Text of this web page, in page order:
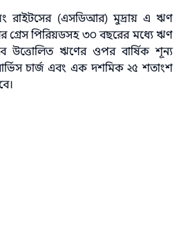
রাইটসের (এসডিআর) মুদ্রায় এ ঋণ
গ্রেস পিরিয়ডসহ ৩০ বছরের মধ্যে ঋণ
উত্তোলিত ঋণের ওপর বার্ষিক শূন্য
চার্জ এবং এক দশমিক ২৫ শতাংশ